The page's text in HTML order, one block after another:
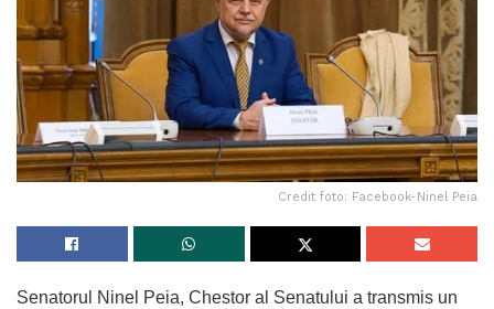
Credit foto: Facebook-Ninel Peia
Senatorul Ninel Peia, Chestor al Senatului a transmis un